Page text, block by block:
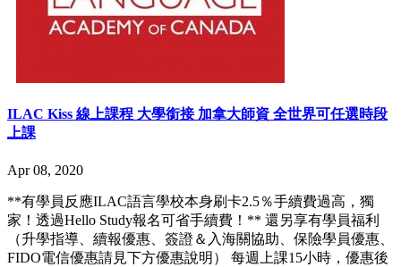
ILAC Kiss 線上課程 大學銜接 加拿大師資 全世界可任選時段
上課
Apr 08, 2020
**有學員反應ILAC語言學校本身刷卡2.5％手續費過高，獨
家！透過Hello Study報名可省手續費！** 還另享有學員福利
（升學指導、續報優惠、簽證＆入海關協助、保險學員優惠、
FIDO電信優惠請見下方優惠說明） 每週上課15小時，優惠後